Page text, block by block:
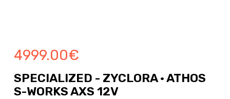
4999.00€
SPECIALIZED - ZYCLORA · ATHOS
S-WORKS AXS 12V